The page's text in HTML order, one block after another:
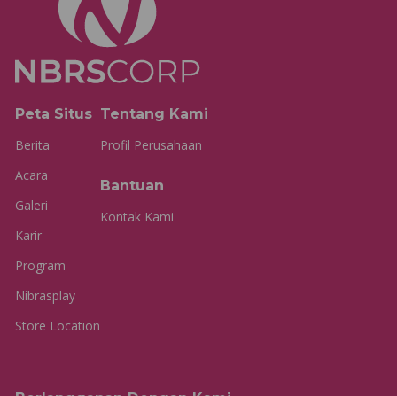
Peta Situs
Berita
Acara
Galeri
Karir
Program
Nibrasplay
Store Location
Tentang Kami
Profil Perusahaan
Bantuan
Kontak Kami